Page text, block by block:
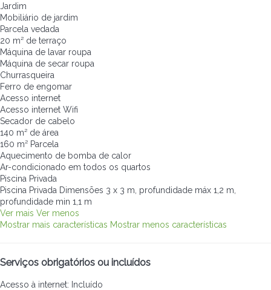
Jardim
Mobiliário de jardim
Parcela vedada
20 m² de terraço
Máquina de lavar roupa
Máquina de secar roupa
Churrasqueira
Ferro de engomar
Acesso internet
Acesso internet Wifi
Secador de cabelo
140 m² de área
160 m² Parcela
Aquecimento de bomba de calor
Ar-condicionado em todos os quartos
Piscina Privada
Piscina Privada Dimensões 3 x 3 m, profundidade máx 1,2 m,
profundidade min 1,1 m
Ver mais Ver menos
Mostrar mais características Mostrar menos características
Serviços obrigatórios ou incluídos
Acesso à internet: Incluído